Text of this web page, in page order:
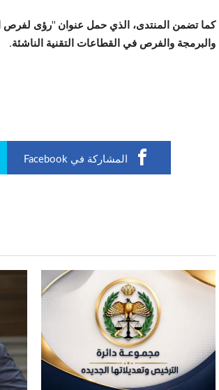
كما تضمن المنتدى، الذي حمل عنوان "رؤى لفرص
والبرمجة والفرص في القطاعات التقنية الناشئة.
المشاركة في Facebook